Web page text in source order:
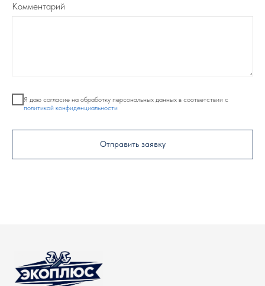
Комментарий
Я даю согласие на обработку персональных данных в соответствии с
политикой конфиденциальности
Отправить заявку